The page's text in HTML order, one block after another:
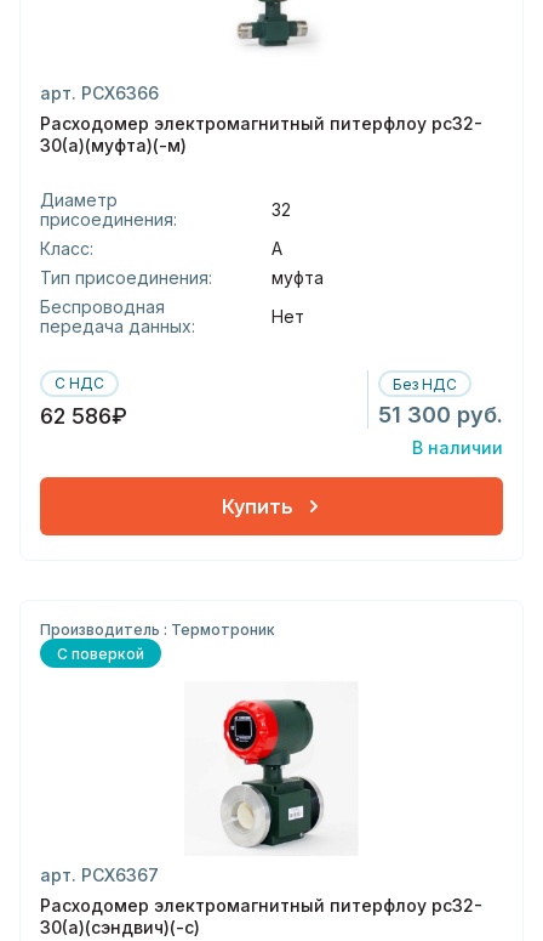
арт. РСХ6366
Расходомер электромагнитный питерфлоу рс32-
30(а)(муфта)(-м)
Диаметр
присоединения:
32
Класс:
А
Тип присоединения:
муфта
Беспроводная
передача данных:
Нет
С НДС
62 586₽
Без НДС
51 300 руб.
В наличии
Купить
Производитель : Термотроник
С поверкой
арт. РСХ6367
Расходомер электромагнитный питерфлоу рс32-
30(а)(сэндвич)(-с)